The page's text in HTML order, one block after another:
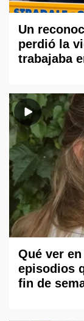
Un
perdió la
trabajaba
Qué ver
episodios
fin de